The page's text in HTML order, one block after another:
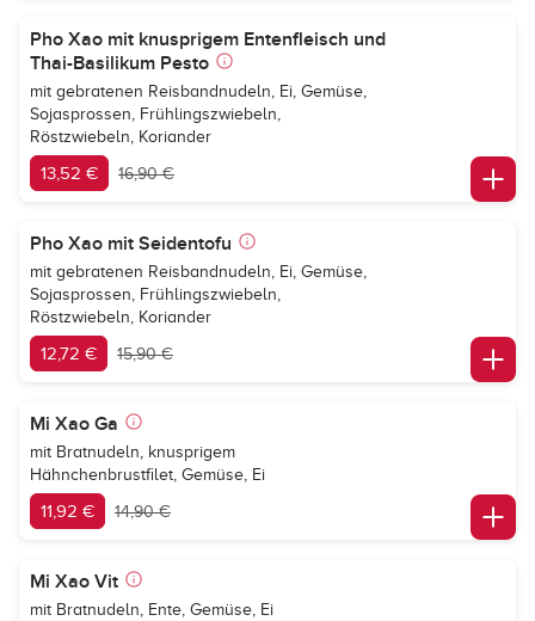
Pho Xao mit knusprigem Entenfleisch und
Thai-Basilikum Pesto
mit gebratenen Reisbandnudeln, Ei, Gemüse,
Sojasprossen, Frühlingszwiebeln,
Röstzwiebeln, Koriander
13,52 € 16,90 €
Pho Xao mit Seidentofu
mit gebratenen Reisbandnudeln, Ei, Gemüse,
Sojasprossen, Frühlingszwiebeln,
Röstzwiebeln, Koriander
12,72 € 15,90 €
Mi Xao Ga
mit Bratnudeln, knusprigem
Hähnchenbrustfilet, Gemüse, Ei
11,92 € 14,90 €
Mi Xao Vit
mit Bratnudeln, Ente, Gemüse, Ei